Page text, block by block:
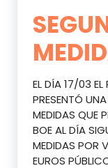
EL DÍA 17/03 EL
PRESENTÓ
MEDIDAS QUE
BOE AL DÍA
MEDIDAS POR
EUROS